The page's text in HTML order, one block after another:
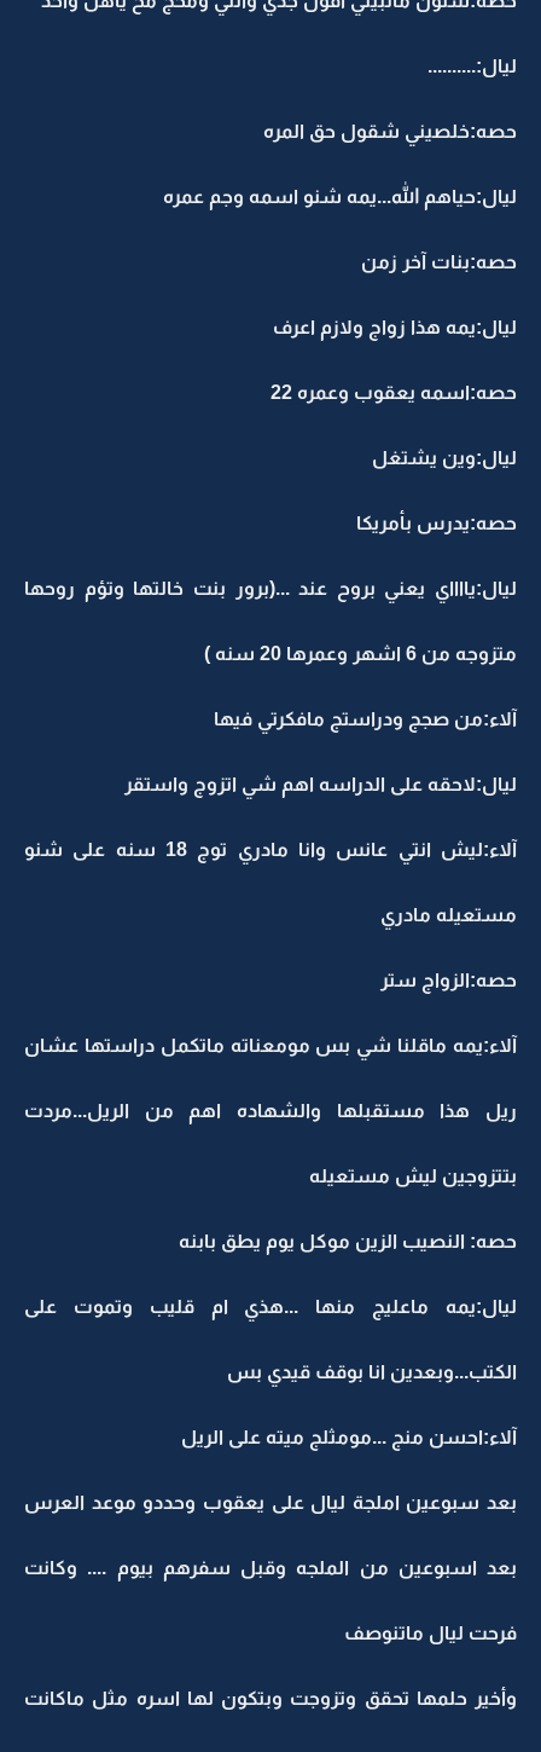
ليال:..........
حصه:خلصيني شقول حق المره
ليال:حياهم الله...يمه شنو اسمه وجم عمره
حصه:بنات آخر زمن
ليال:يمه هذا زواج ولازم اعرف
حصه:اسمه يعقوب وعمره 22
ليال:وين يشتغل
حصه:يدرس بأمريكا
ليال:يااااي يعني بروح عند ...(برور بنت خالتها وتؤم روحها
متزوجه من 6 اشهر وعمرها 20 سنه )
آلاء:من صجج ودراستج مافكرتي فيها
ليال:لاحقه على الدراسه اهم شي اتزوج واستقر
آلاء:ليش انتي عانس وانا مادري توج 18 سنه على شنو
مستعيله مادري
حصه:الزواج ستر
آلاء:يمه ماقلنا شي بس مومعناته ماتكمل دراستها عشان
ريل هذا مستقبلها والشهاده اهم من الريل...مردت
بتتزوجين ليش مستعيله
حصه: النصيب الزين موكل يوم يطق بابنه
ليال:يمه ماعليج منها ...هذي ام قليب وتموت على
الكتب...وبعدين انا بوقف قيدي بس
آلاء:احسن منج ...مومثلج ميته على الريل
بعد سبوعين املجة ليال على يعقوب وحددو موعد العرس
بعد اسبوعين من الملجه وقبل سفرهم بيوم .... وكانت
فرحت ليال ماتنوصف
وأخير حلمها تحقق وتزوجت وبتكون لها اسره مثل ماكانت